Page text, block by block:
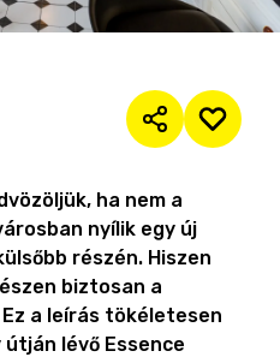
ha nem a
nyílik egy új
részén. Hiszen
biztosan a
a leírás tökéletesen
útján lévő Essence